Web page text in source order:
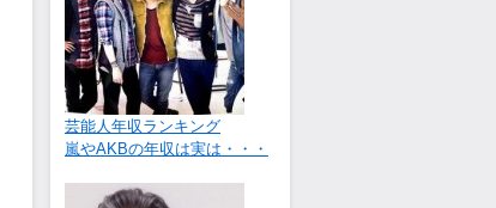
芸能人年収ランキング
嵐やAKBの年収は実は・・・